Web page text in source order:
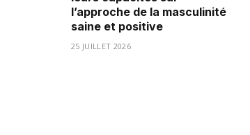
l’approche de la masculinité
saine et positive
25 JUILLET 2026